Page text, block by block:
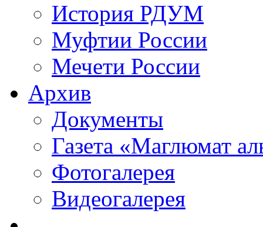
История РДУМ
Муфтии России
Мечети России
Архив
Документы
Газета «Маглюмат
Фотогалерея
Видеогалерея